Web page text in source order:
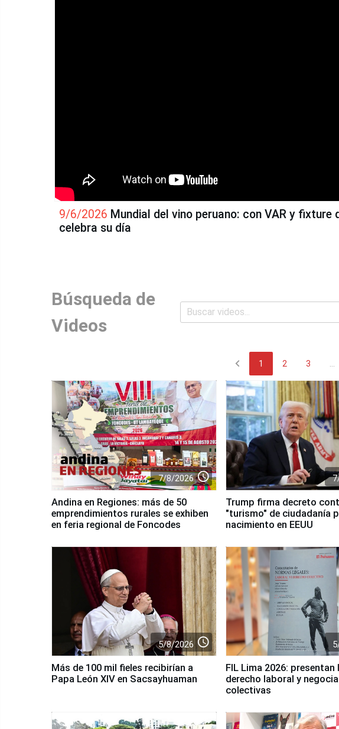
9/6/2026 Mundial del vino peruano: con VAR y fixture
celebra su día
Búsqueda de
Videos
chevron_left 1 2 3 ...
7/8/2026 access_time
Andina en Regiones: más de 50
emprendimientos rurales se exhiben
en feria regional de Foncodes
Trump firma decreto
"turismo" de ciudadanía
nacimiento en EEUU
5/8/2026 access_time
Más de 100 mil fieles recibirían a
Papa León XIV en Sacsayhuaman
FIL Lima 2026:
derecho laboral y
colectivas